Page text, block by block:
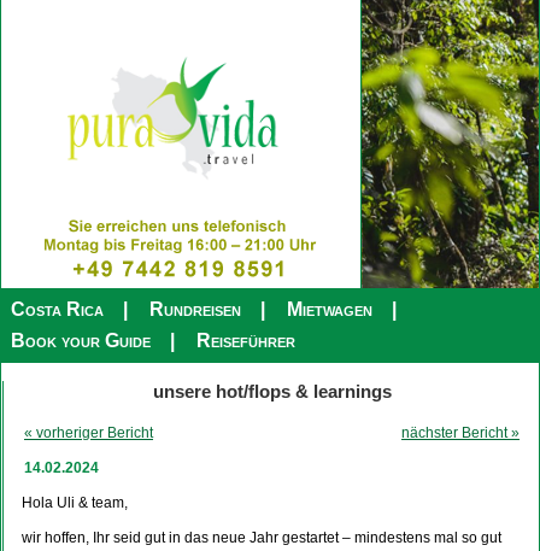
Costa Rica Rundreisen
Mietwagen
Book your Guide
Reiseführer
unsere hot/flops & learnings
nächster Bericht »
« vorheriger Bericht
14.02.2024
Hola Uli & team,
wir hoffen, Ihr seid gut in das neue Jahr gestartet – mindestens mal so gut